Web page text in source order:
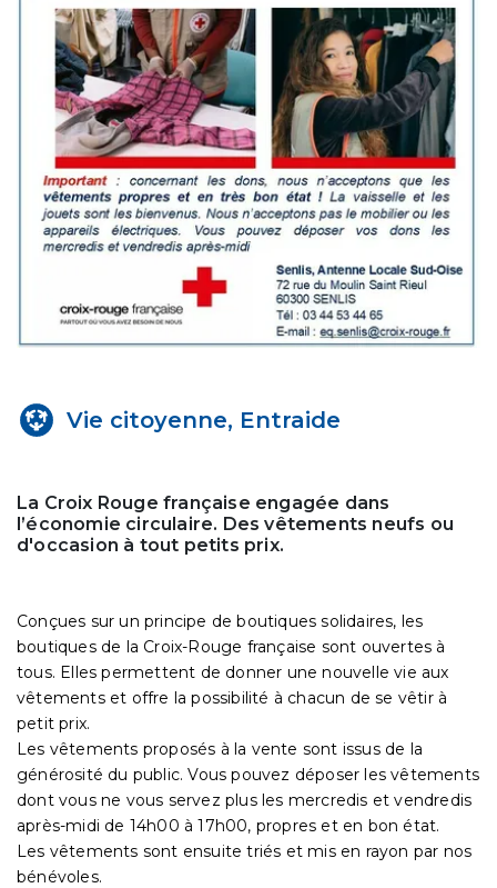
Vie citoyenne, Entraide
La Croix Rouge française engagée dans
l’économie circulaire. Des vêtements neufs ou
d'occasion à tout petits prix.
Conçues sur un principe de boutiques solidaires, les
boutiques de la Croix-Rouge française sont ouvertes à
tous. Elles permettent de donner une nouvelle vie aux
vêtements et offre la possibilité à chacun de se vêtir à
petit prix.
Les vêtements proposés à la vente sont issus de la
générosité du public. Vous pouvez déposer les vêtements
dont vous ne vous servez plus les mercredis et vendredis
après-midi de 14h00 à 17h00, propres et en bon état.
Les vêtements sont ensuite triés et mis en rayon par nos
bénévoles.